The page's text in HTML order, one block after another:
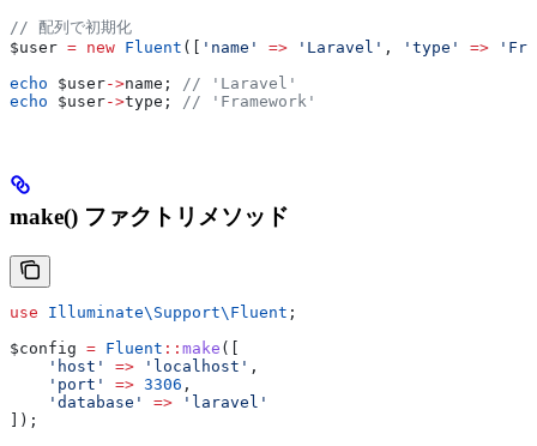
// 配列で初期化
$user = new Fluent ([ 'name' => 'Laravel' , 'type' =>
echo $user->name ;
// 'Laravel'
echo $user->type ; // 'Framework'
make() ファクトリメソッド
use Illuminate\Support\ Fluent ;
$config = Fluent :: make ([
    'host'
=> 'localhost' ,
    'port'
=> 3306 ,
    'database'
=> 'laravel'
]);